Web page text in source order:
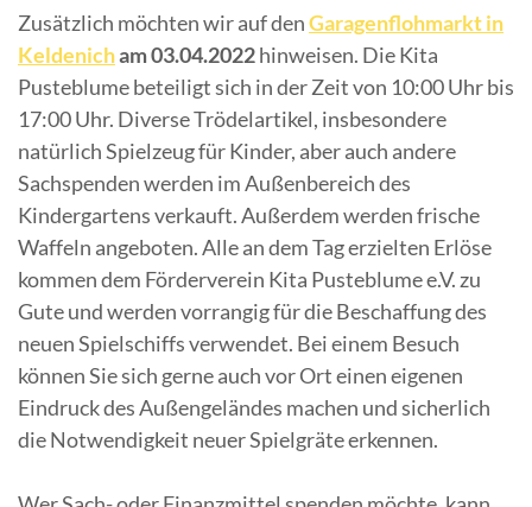
Zusätzlich möchten wir auf denGaragenflohmarkt in
Keldenicham 03.04.2022hinweisen. Die Kita
Pusteblume beteiligt sich in der Zeit von 10:00 Uhr bis
17:00 Uhr. Diverse Trödelartikel, insbesondere
natürlich Spielzeug für Kinder, aber auch andere
Sachspenden werden im Außenbereich des
Kindergartens verkauft. Außerdem werden frische
Waffeln angeboten. Alle an dem Tag erzielten Erlöse
kommen dem Förderverein Kita Pusteblume e.V. zu
Gute und werden vorrangig für die Beschaffung des
neuen Spielschiffs verwendet. Bei einem Besuch
können Sie sich gerne auch vor Ort einen eigenen
Eindruck des Außengeländes machen und sicherlich
die Notwendigkeit neuer Spielgräte erkennen.